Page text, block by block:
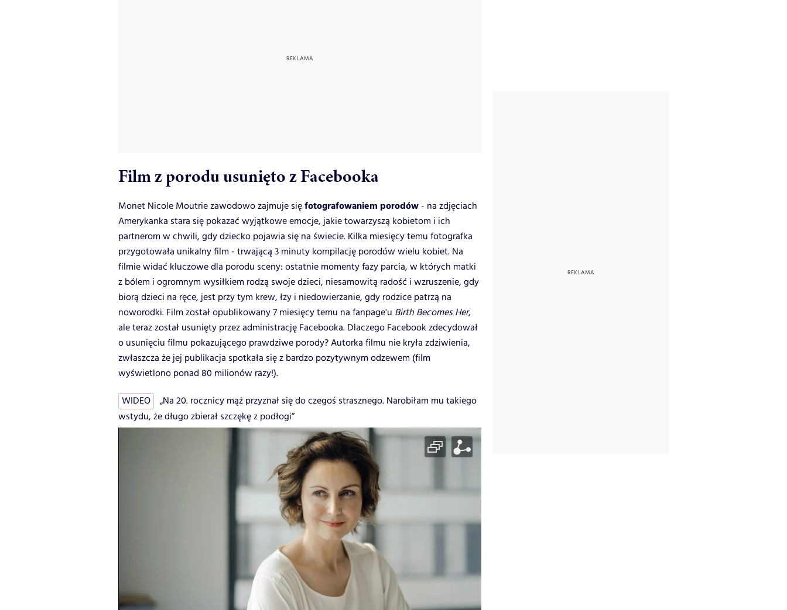
Film z porodu usunięto z Facebooka
Monet Nicole Moutrie zawodowo zajmuje sięfotografowaniem porodów - na zdjęciach
Amerykanka stara się pokazać wyjątkowe emocje, jakie towarzyszą kobietom i ich
partnerom w chwili, gdy dziecko pojawia się na świecie. Kilka miesięcy temu fotografka
przygotowała unikalny film - trwającą 3 minuty kompilację porodów wielu kobiet. Na
filmie widać kluczowe dla porodu sceny: ostatnie momenty fazy parcia, w których matki
z bólem i ogromnym wysiłkiem rodzą swoje dzieci, niesamowitą radość i wzruszenie, gdy
biorą dzieci na ręce, jest przy tym krew, łzy i niedowierzanie, gdy rodzice patrzą na
noworodki. Film został opublikowany 7 miesięcy temu na fanpage'u Birth Becomes Her,
ale teraz został usunięty przez administrację Facebooka. Dlaczego Facebook zdecydował
o usunięciu filmu pokazującego prawdziwe porody? Autorka filmu nie kryła zdziwienia,
zwłaszcza że jej publikacja spotkała się z bardzo pozytywnym odzewem (film
wyświetlono ponad 80 milionów razy!).
WIDEO
„Na 20. rocznicy mąż przyznał się do czegoś strasznego. Narobiłam mu takiego
wstydu, że długo zbierał szczękę z podłogi”